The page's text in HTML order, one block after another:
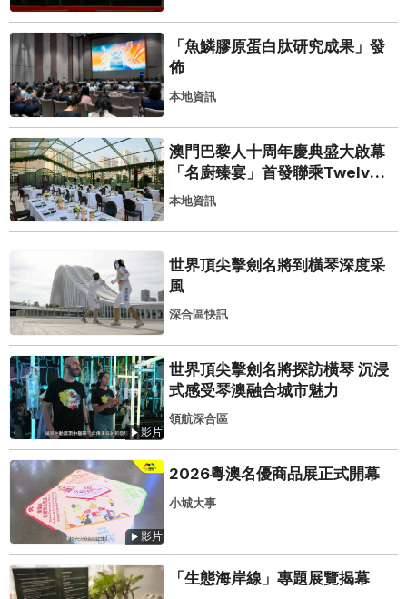
「魚鱗膠原蛋白肽研究成果」發
佈
本地資訊
澳門巴黎人十周年慶典盛大啟幕
「名廚臻宴」首發聯乘Twelve
25演繹極致法式風雅
本地資訊
世界頂尖擊劍名將到橫琴深度采
風
深合區快訊
影片
世界頂尖擊劍名將探訪橫琴 沉浸
式感受琴澳融合城市魅力
領航深合區
影片
2026粵澳名優商品展正式開幕
小城大事
「生態海岸線」專題展覽揭幕